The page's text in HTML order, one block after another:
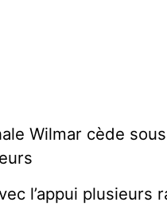
Wilmar cède
l’appui plusieurs